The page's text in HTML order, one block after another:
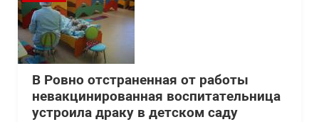
В Ровно отстраненная от работы
невакцинированная воспитательница
устроила драку в детском саду